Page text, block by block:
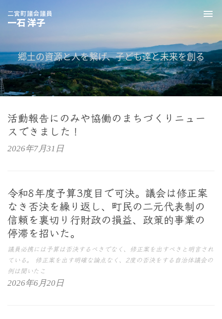
二宮町議会議員
一石 洋子
郷土の資源と人を繋げ、子ども達と未来を創る
活動報告にのみや協働のまちづくりニュー
スできました！
2026年7月31日
令和8年度予算3度目で可決。議会は修正案
なき否決を繰り返し、町民の二元代表制の
信頼を裏切り行財政の損益、政策的事業の
停滞を招いた。
議員必携には予算は否決するべきでなく、修正案を出すべきと明言され
ている。 修正案を出す明確な論点なく、2度の否決をする自治体議会の
例は聞いたこ
2026年6月20日